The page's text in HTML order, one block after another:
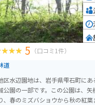
5 （口コミ1件）
道
区水辺園地は、岩手県雫石町に
公園の一部です。この公園は、矢
、春のミズバショウから秋の紅